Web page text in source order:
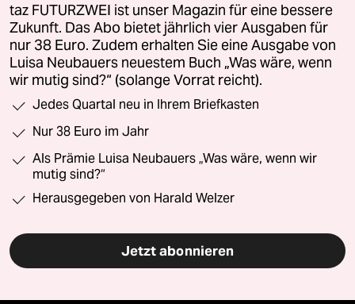
taz FUTURZWEI ist unser Magazin für eine bessere
Zukunft. Das Abo bietet jährlich vier Ausgaben für
nur 38 Euro. Zudem erhalten Sie eine Ausgabe von
Luisa Neubauers neuestem Buch „Was wäre, wenn
wir mutig sind?“ (solange Vorrat reicht).
Jedes Quartal neu in Ihrem Briefkasten
Nur 38 Euro im Jahr
Als Prämie Luisa Neubauers „Was wäre, wenn wir
mutig sind?“
Herausgegeben von Harald Welzer
Jetzt abonnieren